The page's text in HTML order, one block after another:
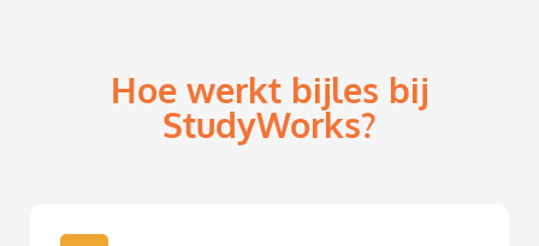
Hoe werkt bijles bij
StudyWorks?